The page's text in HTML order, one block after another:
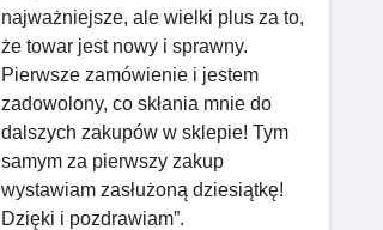
najważniejsze, ale wielki plus za to,
że towar jest nowy i sprawny.
Pierwsze zamówienie i jestem
zadowolony, co skłania mnie do
dalszych zakupów w sklepie! Tym
samym za pierwszy zakup
wystawiam zasłużoną dziesiątkę!
Dzięki i pozdrawiam”.